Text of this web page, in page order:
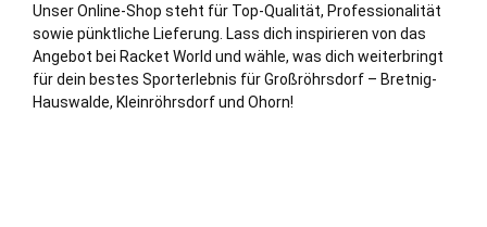
Unser Online-Shop steht für Top-Qualität, Professionalität
sowie pünktliche Lieferung. Lass dich inspirieren von das
Angebot bei Racket World und wähle, was dich weiterbringt
für dein bestes Sporterlebnis für Großröhrsdorf – Bretnig-
Hauswalde, Kleinröhrsdorf und Ohorn!